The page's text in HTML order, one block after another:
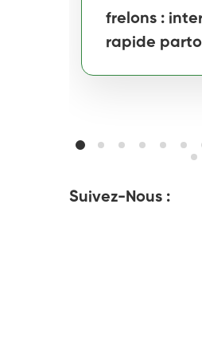
frelons :
rapide
Suivez-Nous :